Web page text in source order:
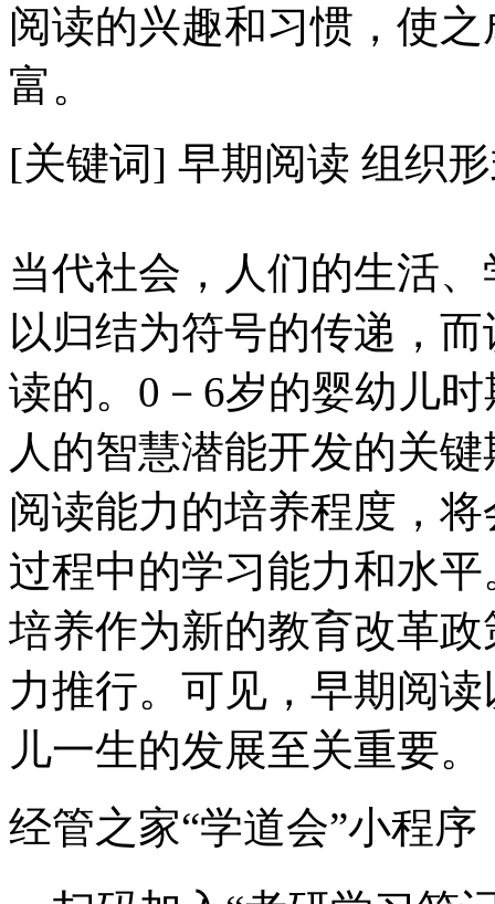
阅读的兴趣和习惯，使
富。
[关键词] 早期阅读 组织
当代社会，人们的生活
以归结为符号的传递，
读的。0－6岁的婴幼儿
人的智慧潜能开发的关
阅读能力的培养程度，
过程中的学习能力和水
培养作为新的教育改革
力推行。可见，早期阅
儿一生的发展至关重要。
经管之家“学道会”小程序